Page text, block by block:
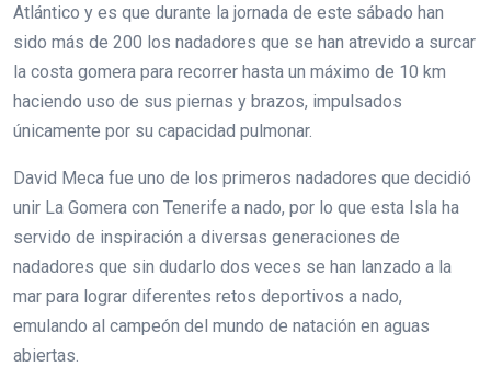
Atlántico y es que durante la jornada de este sábado han
sido más de 200 los nadadores que se han atrevido a surcar
la costa gomera para recorrer hasta un máximo de 10 km
haciendo uso de sus piernas y brazos, impulsados
únicamente por su capacidad pulmonar.
David Meca fue uno de los primeros nadadores que decidió
unir La Gomera con Tenerife a nado, por lo que esta Isla ha
servido de inspiración a diversas generaciones de
nadadores que sin dudarlo dos veces se han lanzado a la
mar para lograr diferentes retos deportivos a nado,
emulando al campeón del mundo de natación en aguas
abiertas.